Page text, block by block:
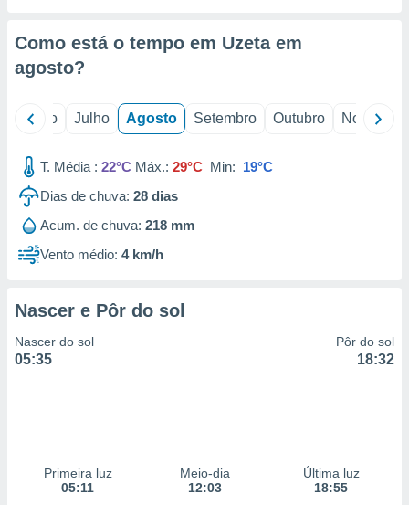
através
estudos
de
Como está o tempo em Uzeta em
agosto?
Junho Julho Agosto Setembro Outubro Novembro
T. Média : 22°C Máx.: 29°C Min: 19°C
Dias de chuva: 28 dias
Acum. de chuva: 218 mm
Vento médio: 4 km/h
Nascer e Pôr do sol
Nascer do sol
05:35
Pôr do sol
18:32
Primeira luz
05:11
Meio-dia
12:03
Última luz
18:55